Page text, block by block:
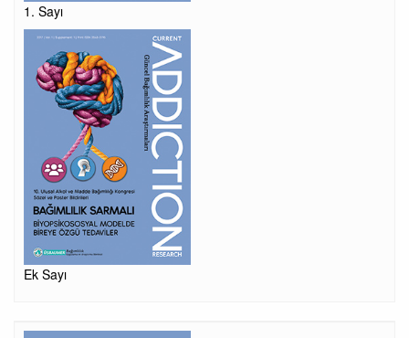
1. Sayı
Ek Sayı